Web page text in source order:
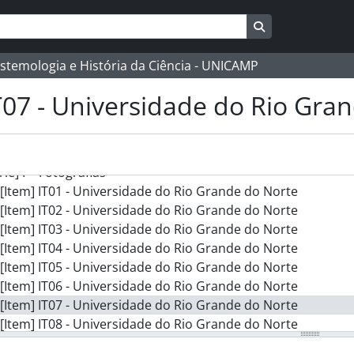
e História da Ciência - UNICAMP
- Universidade do Rio
COSUPI - Comissão Supervisora do Plano dos Institutos
L - Legislação
P - Planejamento
DC - Documentos Contábeis
Cv - Convênios
C - Correspondência
PIt - Produção Intelectual de Terceiros
F - Fotografias
[Item] IT01 - Universidade do Rio Grande do Norte
[Item] IT02 - Universidade do Rio Grande do Norte
[Item] IT03 - Universidade do Rio Grande do Norte
[Item] IT04 - Universidade do Rio Grande do Norte
[Item] IT05 - Universidade do Rio Grande do Norte
[Item] IT06 - Universidade do Rio Grande do Norte
[Item] IT07 - Universidade do Rio Grande do Norte
[Item] IT08 - Universidade do Rio Grande do Norte
[Item] IT09 - Universidade do Rio Grande do Norte